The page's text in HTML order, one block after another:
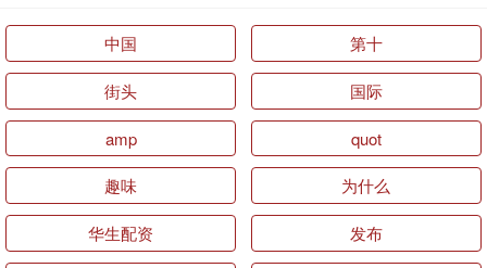
中国 第十
街头 国际
amp quot
趣味 为什么
华生配资 发布